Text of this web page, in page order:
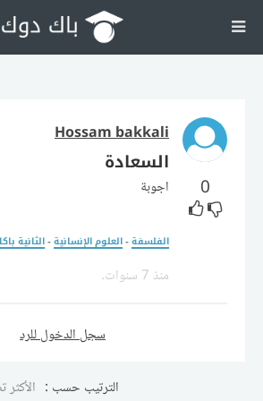
Hossam bakkali
0
السعادة
اجوبة
الفلسفة - العلوم الإنسانية - الثانية
منذ 7 سنوات .
سجل الدخول للرد
الترتيب حسب : الأكثر